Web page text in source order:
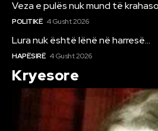
Veza e pulës nuk mund të
POLITIKË 4 Gusht 2026
Lura nuk është lënë në harresë…
HAPËSIRË 4 Gusht 2026
Kryesore